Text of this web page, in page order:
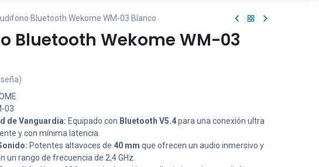
Bluetooth Wekome WM-03 Blanco
Bluetooth Wekome WM-03
03
de Vanguardia: Equipado con Bluetooth V5.4para una conexión ultra
y con mínima latencia.
Potentes altavoces de 40 mm que ofrecen un audio inmersivo y
un rango de frecuencia de 2,4 GHz.